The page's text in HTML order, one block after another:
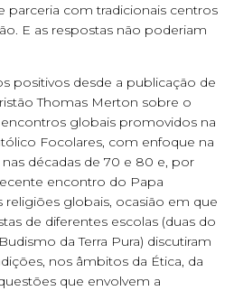
com tradicionais centros
E as respostas não poderiam
positivos desde a publicação de
Thomas Merton sobre o
globais promovidos na
Focolares, com enfoque na
nas décadas de 70 e 80 e, por
encontro do Papa
religiões globais, ocasião em que
de diferentes escolas (duas do
da Terra Pura) discutiram
nos âmbitos da Ética, da
que envolvem a